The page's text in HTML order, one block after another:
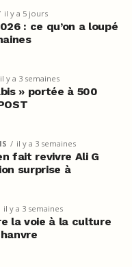
il y a 5 jours
: ce qu’on a loupé
il y a 3 semaines
» portée à 500
il y a 3 semaines
fait revivre Ali G
surprise à
il y a 3 semaines
la voie à la culture